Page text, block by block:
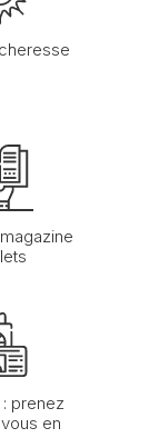
prenez
en